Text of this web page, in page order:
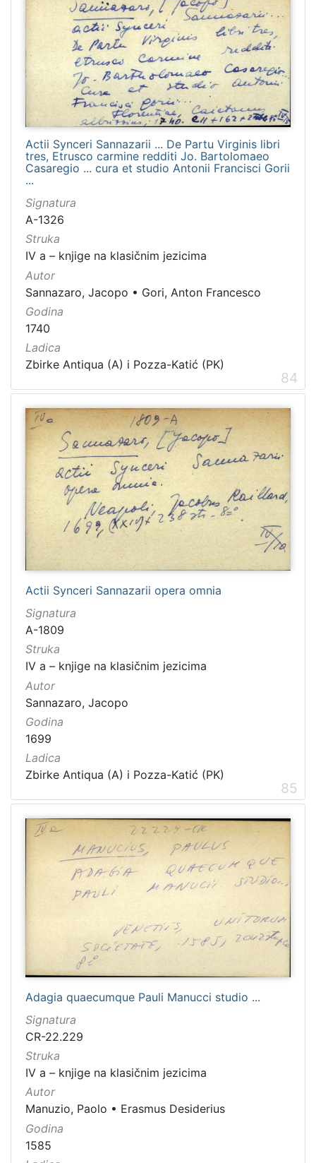
Actii Synceri Sannazarii ... De Partu Virginis libri
tres, Etrusco carmine redditi Jo. Bartolomaeo
Casaregio ... cura et studio Antonii Francisci Gorii
...
Signatura
A-1326
Struka
IV a – knjige na klasičnim jezicima
Autor
Sannazaro, Jacopo • Gori, Anton Francesco
Godina
1740
Ladica
Zbirke Antiqua (A) i Pozza-Katić (PK)
84
Actii Synceri Sannazarii opera omnia
Signatura
A-1809
Struka
IV a – knjige na klasičnim jezicima
Autor
Sannazaro, Jacopo
Godina
1699
Ladica
Zbirke Antiqua (A) i Pozza-Katić (PK)
85
Adagia quaecumque Pauli Manucci studio ...
Signatura
CR-22.229
Struka
IV a – knjige na klasičnim jezicima
Autor
Manuzio, Paolo • Erasmus Desiderius
Godina
1585